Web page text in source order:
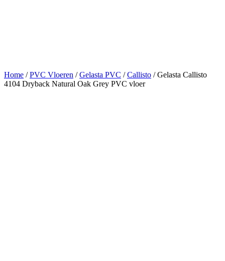
Home /PVC Vloeren /Gelasta PVC /Callisto / Gelasta Callisto
4104 Dryback Natural Oak Grey PVC vloer